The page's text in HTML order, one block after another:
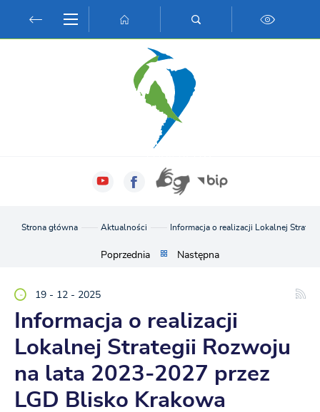
Przejdź do wyszukiwarki.
Przejdź do ustawień wielkości czcionki.
Włącz wersję kontrastową strony.
Strona główna Aktualności Informacja o realizacji Lokalnej
Poprzednia Następna
19 - 12 - 2025
Informacja o realizacji
Lokalnej Strategii Rozwoju
na lata 2023-2027 przez
LGD Blisko Krakowa